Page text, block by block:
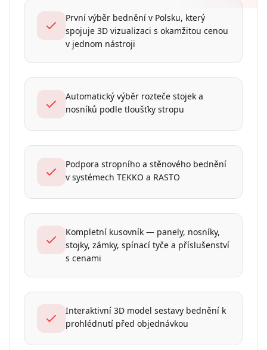
První výběr bednění v Polsku, který
spojuje 3D vizualizaci s okamžitou cenou
v jednom nástroji
Automatický výběr rozteče stojek a
nosníků podle tloušťky stropu
Podpora stropního a stěnového bednění
v systémech TEKKO a RASTO
Kompletní kusovník — panely, nosníky,
stojky, zámky, spínací tyče a příslušenství
s cenami
Interaktivní 3D model sestavy bednění k
prohlédnutí před objednávkou